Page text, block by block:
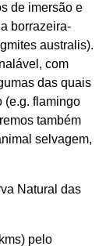
de imersão e
borrazeira-
australis).
com
das quais
(e.g. flamingo
também
selvagem,
Natural das
pelo